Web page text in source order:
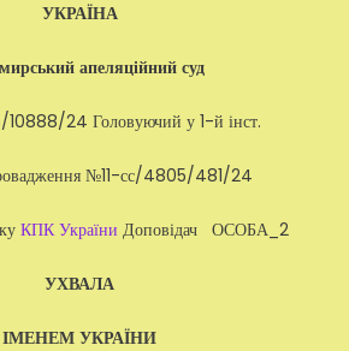
УКРАЇНА
апеляційний суд
24 Головуючий у 1-й інст.
№11-сс/4805/481/24
КПК України Доповідач ОСОБА_2
УХВАЛА
ІМЕНЕМ УКРАЇНИ